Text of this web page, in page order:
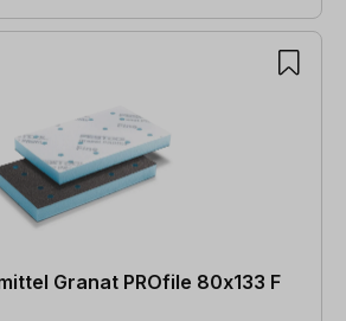
Granat PROfile 80x133 F